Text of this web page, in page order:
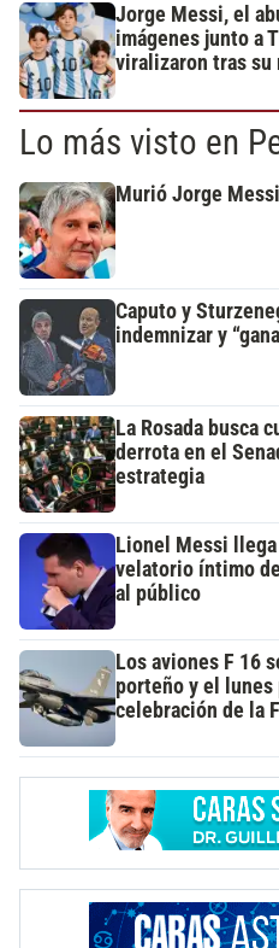
Jorge Messi, el
imágenes junto a
viralizaron tras su
Lo más visto en
Murió Jorge
Caputo y
indemnizar y
La Rosada busca
derrota en el
estrategia
Lionel Messi llega
velatorio íntimo
al público
Los aviones F 16
porteño y el
celebración de la